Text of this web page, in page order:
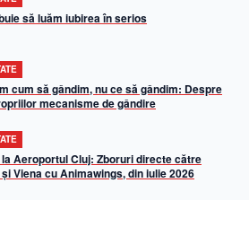
să luăm iubirea în serios
cum să gândim, nu ce să gândim: Despre
mecanisme de gândire
Aeroportul Cluj: Zboruri directe către
Viena cu Animawings, din iulie 2026